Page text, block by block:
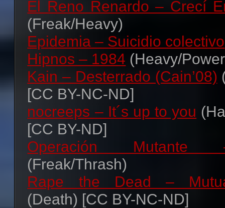
target="_blank"><img
src="http://i50.tinypic.com/
alt="Metal-Libre"></a>
Banner #3
Código para copiar y pegar:
<a href="http://metal-
target="_blank"><img
src="http://i49.tinypic.com/
alt="Metal-Libre"></a>
Cualquier mínimo apoyo a
El Reno Renardo – Crecí
(Freak/Heavy)
Epidemia – Suicidio colectivo
Hipnos – 1984 (Heavy/
Kain – Desterrado (Cain’08)
[CC BY-NC-ND]
nocreeps – It´s up to you
[CC BY-ND]
Operación Mutante
(Freak/Thrash)
Rape the Dead –
(Death) [CC BY-NC-ND]